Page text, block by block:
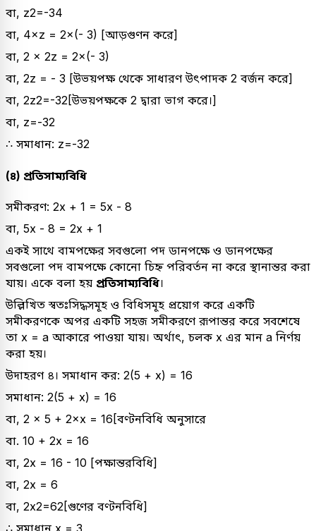
বা, z2=-34
বা, 4×z = 2×(- 3) [আড়গুণন করে]
বা, 2 × 2z = 2×(- 3)
বা, 2z = - 3 [উভয়পক্ষ থেকে সাধারণ উৎপাদক 2 বর্জন করে]
বা, 2z2=-32[উভয়পক্ষকে 2 দ্বারা ভাগ করে।]
বা, z=-32
∴ সমাধান: z=-32
(৪) প্রতিসাম্যবিধি
সমীকরণ: 2x + 1 = 5x - 8
বা, 5x - 8 = 2x + 1
একই সাথে বামপক্ষের সবগুলো পদ ডানপক্ষে ও ডানপক্ষের
সবগুলো পদ বামপক্ষে কোনো চিহ্ন পরিবর্তন না করে স্থানান্তর করা
যায়। একে বলা হয় প্রতিসাম্যবিধি।
উল্লিখিত স্বতঃসিদ্ধসমূহ ও বিধিসমূহ প্রয়োগ করে একটি
সমীকরণকে অপর একটি সহজ সমীকরণে রূপান্তর করে সবশেষে
তা x = a আকারে পাওয়া যায়। অর্থাৎ, চলক x এর মান a নির্ণয়
করা হয়।
উদাহরণ ৪। সমাধান কর: 2(5 + x) = 16
সমাধান: 2(5 + x) = 16
বা, 2 × 5 + 2×x = 16[বণ্টনবিধি অনুসারে
বা. 10 + 2x = 16
বা, 2x = 16 - 10 [পক্ষান্তরবিধি]
বা, 2x = 6
বা, 2x2=62 [গুণের বণ্টনবিধি]
∴ সমাধান x = 3